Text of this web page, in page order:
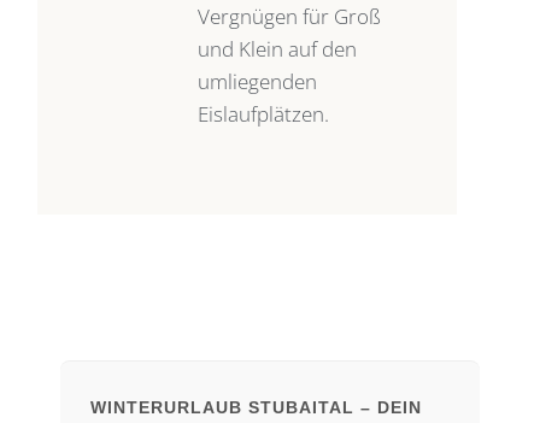
Vergnügen für Groß
und Klein auf den
umliegenden
Eislaufplätzen.
WINTERURLAUB STUBAITAL – DEIN